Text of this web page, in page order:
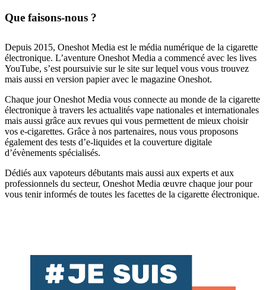
Que faisons-nous ?
Depuis 2015, Oneshot Media est le média numérique de la cigarette
électronique. L’aventure Oneshot Media a commencé avec les lives
YouTube, s’est poursuivie sur le site sur lequel vous vous trouvez
mais aussi en version papier avec le magazine Oneshot.
Chaque jour Oneshot Media vous connecte au monde de la cigarette
électronique à travers les actualités vape nationales et internationales
mais aussi grâce aux revues qui vous permettent de mieux choisir
vos e-cigarettes. Grâce à nos partenaires, nous vous proposons
également des tests d’e-liquides et la couverture digitale
d’évènements spécialisés.
Dédiés aux vapoteurs débutants mais aussi aux experts et aux
professionnels du secteur, Oneshot Media œuvre chaque jour pour
vous tenir informés de toutes les facettes de la cigarette électronique.